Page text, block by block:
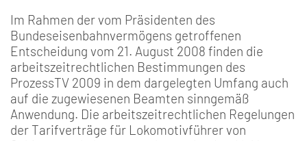
Im Rahmen der vom Präsidenten des
Bundeseisenbahnvermögens getroffenen
Entscheidung vom 21. August 2008 finden die
arbeitszeitrechtlichen Bestimmungen des
ProzessTV 2009 in dem dargelegten Umfang auch
auf die zugewiesenen Beamten sinngemäß
Anwendung. Die arbeitszeitrechtlichen Regelungen
der Tarifverträge für Lokomotivführer von